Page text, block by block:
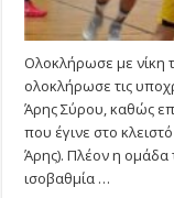
Ολοκλήρωσε με νίκη
ολοκλήρωσε τις
Άρης Σύρου, καθώς
που έγινε στο
Άρης). Πλέον η ομάδα
ισοβαθμία …